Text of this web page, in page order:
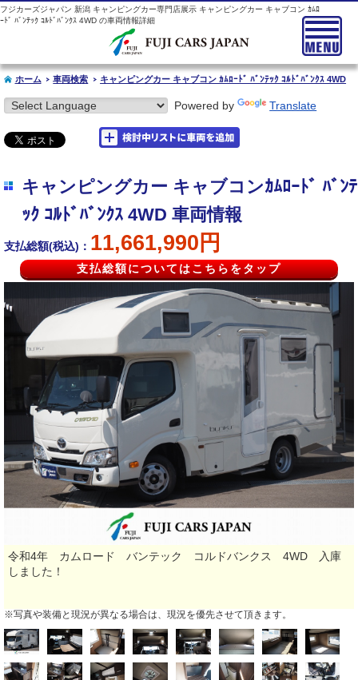
フジカーズジャパン 新潟 キャンピングカー専門店展示 キャンピングカー キャブコン ｶﾑﾛ
ｰﾄﾞ ﾊﾞﾝﾃｯｸ ｺﾙﾄﾞﾊﾞﾝｸｽ 4WD の車両情報詳細
ホーム 車両検索 キャンピングカー キャブコン ｶﾑﾛｰﾄﾞ ﾊﾞﾝﾃｯｸ ｺﾙﾄﾞﾊﾞﾝｸｽ 4WD
Powered by Translate
キャンピングカー キャブコンｶﾑﾛｰﾄﾞ ﾊﾞﾝﾃ
ｯｸ ｺﾙﾄﾞﾊﾞﾝｸｽ 4WD 車両情報
支払総額(税込)： 11,661,990円
支払総額についてはこちらをタップ
令和4年 カムロード バンテック コルドバンクス 4WD 入庫
しました！
※写真や装備と現況が異なる場合は、現況を優先させて頂きます。